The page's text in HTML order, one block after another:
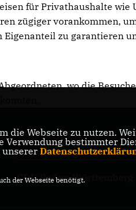
für Privathaushalte wie
zügiger vorankommen,
zu garantieren
wo die
CDU-Landtagsfraktion
Württemberg
CDU Baden-Württemberg
die Webseite zu nutzen.
Verwendung bestimmter
unserer
der Webseite benötigt.